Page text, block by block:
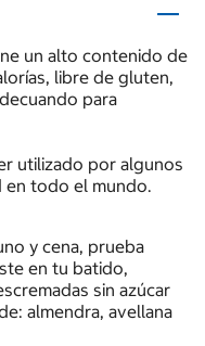
un alto contenido de
libre de gluten,
para
utilizado por algunos
en todo el mundo.
y cena, prueba
en tu batido,
sin azúcar
almendra, avellana